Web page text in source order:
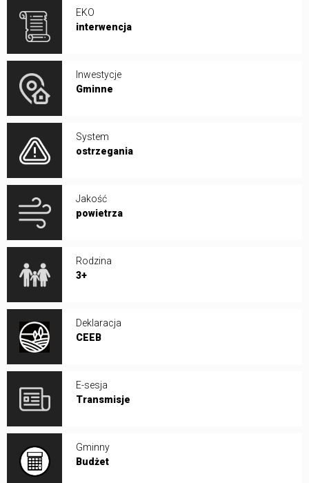
EKO
interwencja
Inwestycje
Gminne
System
ostrzegania
Jakość
powietrza
Rodzina
3+
Deklaracja
CEEB
E-sesja
Transmisje
Gminny
Budżet